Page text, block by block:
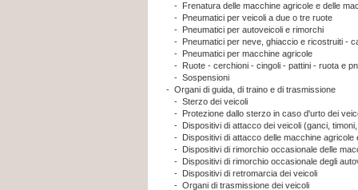
- Frenatura delle macchine agricole e delle
- Pneumatici per veicoli a due o tre ruote
- Pneumatici per autoveicoli e rimorchi
- Pneumatici per neve, ghiaccio e ricostruiti -
- Pneumatici per macchine agricole
- Ruote - cerchioni - cingoli - pattini - ruota e
- Sospensioni
- Organi di guida, di traino e di trasmissione
- Sterzo dei veicoli
- Protezione dallo sterzo in caso d'urto dei
- Dispositivi di attacco dei veicoli (ganci,
- Dispositivi di attacco delle macchine agricole
- Dispositivi di rimorchio occasionale delle
- Dispositivi di rimorchio occasionale degli
- Dispositivi di retromarcia dei veicoli
- Organi di trasmissione dei veicoli